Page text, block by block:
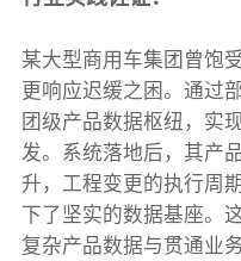
某大型商用车集团曾饱
更响应迟缓之困。通过
团级产品数据枢纽，实
发。系统落地后，其产
升，工程变更的执行周
下了坚实的数据基座。
复杂产品数据与贯通业